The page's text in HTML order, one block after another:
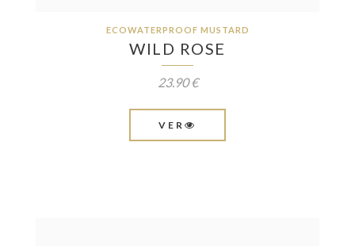
ECOWATERPROOF MUSTARD
WILD ROSE
23.90 €
VER